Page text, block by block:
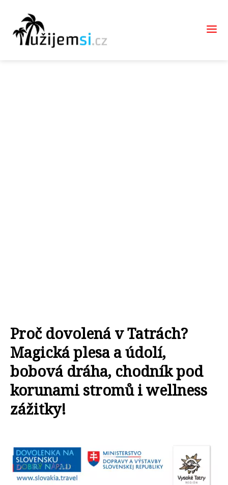
Proč dovolená v Tatrách?
Magická plesa a údolí,
bobová dráha, chodník pod
korunami stromů i wellness
zážitky!